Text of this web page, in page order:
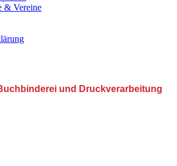
& Vereine
und Druckverarbeitung